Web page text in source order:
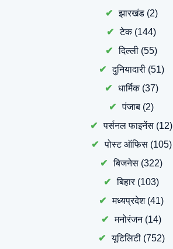
झारखंड(2)
टेक(144)
दिल्ली (55)
दुनियादारी(51)
धार्मिक(37)
पंजाब (2)
पर्सनल फाइनेंस (12)
पोस्ट ऑफिस(105)
बिजनेस (322)
बिहार(103)
मध्यप्रदेश(41)
मनोरंजन(14)
यूटिलिटी(752)